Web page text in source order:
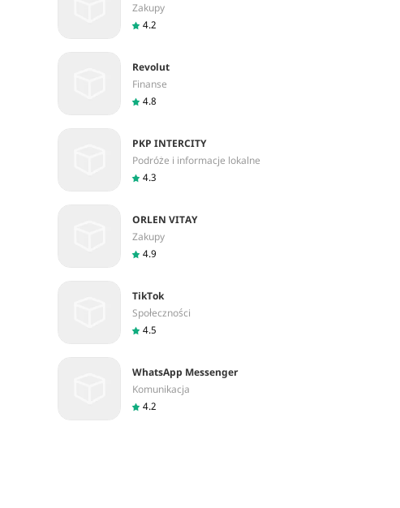
Zakupy
4.2
Revolut
Finanse
4.8
PKP INTERCITY
Podróże i informacje lokalne
4.3
ORLEN VITA‪Y
Zakupy
4.9
TikTok
Społeczności
4.5
WhatsApp Messenger
Komunikacja
4.2